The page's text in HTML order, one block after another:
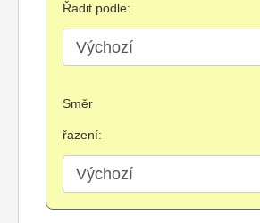
Řadit podle:
Směr
řazení: